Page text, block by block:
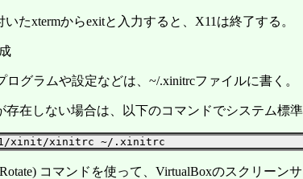
たxtermからexitと入力すると、X11は終了する。
ログラムや設定などは、~/.xinitrcファイルに書く。
存在しない場合は、以下のコマンドでシステム標
Rotate) コマンドを使って、VirtualBoxのスクリーン